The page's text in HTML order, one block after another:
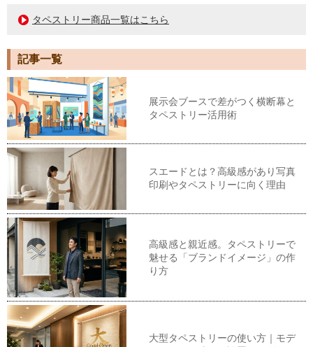
タペストリー商品一覧はこちら
記事一覧
展示会ブースで差がつく横断幕と
タペストリー活用術
スエードとは？高級感があり写真
印刷やタペストリーに向く理由
高級感と親近感。タペストリーで
魅せる「ブランドイメージ」の作
り方
大型タペストリーの使い方｜モデ